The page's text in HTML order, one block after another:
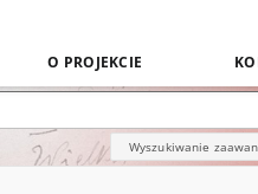
O PROJEKCIE
Wyszukiwanie